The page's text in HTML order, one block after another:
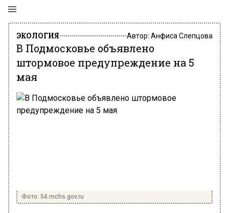
ЭКОЛОГИЯ Автор: Анфиса Слепцова
В Подмосковье объявлено
штормовое предупреждение на 5
мая
Фото: 54.mchs.gov.ru